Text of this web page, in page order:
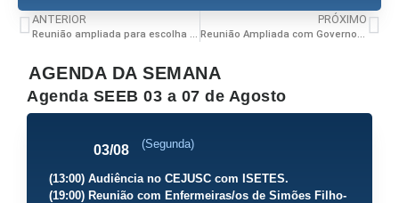
ANTERIOR
Reunião ampliada para escolha dos delegados para Macro região da conferencia saúde do trabalhador
PRÓXIMO
Reunião Ampliada com Governo, Parlamentares, Sindicatos, Representantes dos filantropicos e Privados para definir a data de votação das 30hs
AGENDA DA SEMANA
Agenda SEEB 03 a 07 de Agosto
03/08 (Segunda)
(13:00) Audiência no CEJUSC com ISETES.
(19:00) Reunião com Enfermeiras/os de Simões Filho-